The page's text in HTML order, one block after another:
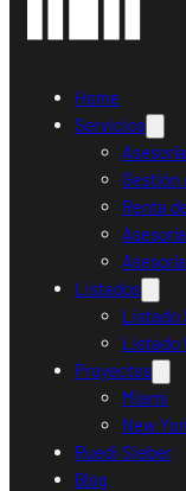
Home
Servicios
Gestión
Renta
Listados
Listado
Listado
Proyectos
Miami
New
Ruedi Sieber
Blog